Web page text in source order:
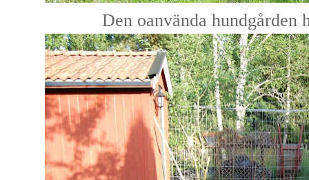
Den oanvända hundgården